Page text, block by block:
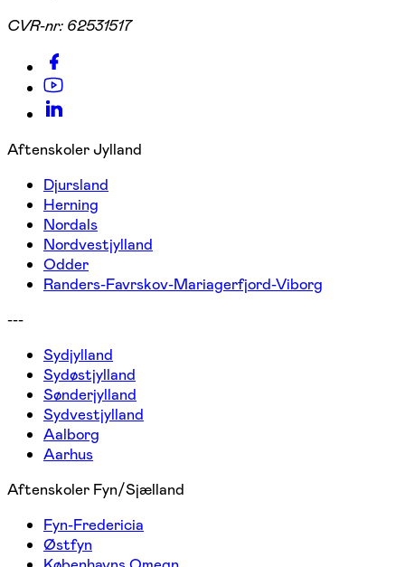
CVR-nr: 62531517
Aftenskoler Jylland
Djursland
Herning
Nordals
Nordvestjylland
Odder
Randers-Favrskov-Mariagerfjord-Viborg
---
Sydjylland
Sydøstjylland
Sønderjylland
Sydvestjylland
Aalborg
Aarhus
Aftenskoler Fyn/Sjælland
Fyn-Fredericia
Østfyn